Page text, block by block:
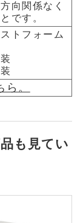
向関係なく
です。
トフォーム
。
も見てい